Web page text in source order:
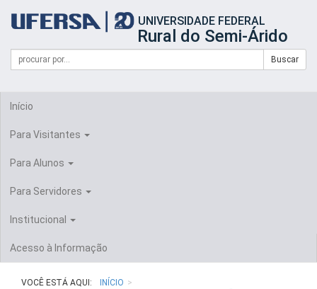
portal
UFERSA
UNIVERSIDADE FEDERAL
Rural do Semi-Árido
Formulário
Busca
Campo
de
Buscar
Início
Para Visitantes
Para Alunos
Para Servidores
Institucional
Acesso à Informação
VOCÊ ESTÁ AQUI:
INÍCIO